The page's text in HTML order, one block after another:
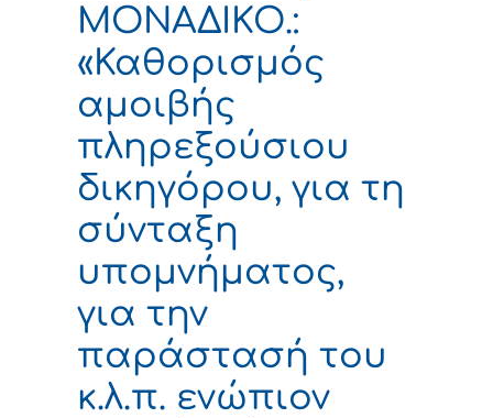
ΜΟΝΑΔΙΚΟ.:
«Καθορισμός
αμοιβής
πληρεξούσιου
δικηγόρου, για τη
σύνταξη
υπομνήματος,
για την
παράστασή του
κ.λ.π. ενώπιον